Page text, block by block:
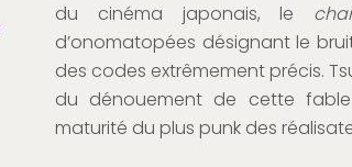
du cinéma japonais, le
d’onomatopées désignant le
des codes extrêmement précis.
du dénouement de cette
maturité du plus punk des